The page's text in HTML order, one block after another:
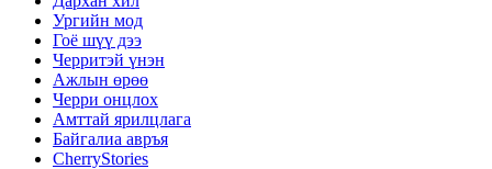
Ургийн мод
Гоё шүү дээ
Черритэй үнэн
Ажлын өрөө
Черри онцлох
Амттай ярилцлага
Байгалиа авръя
CherryStories